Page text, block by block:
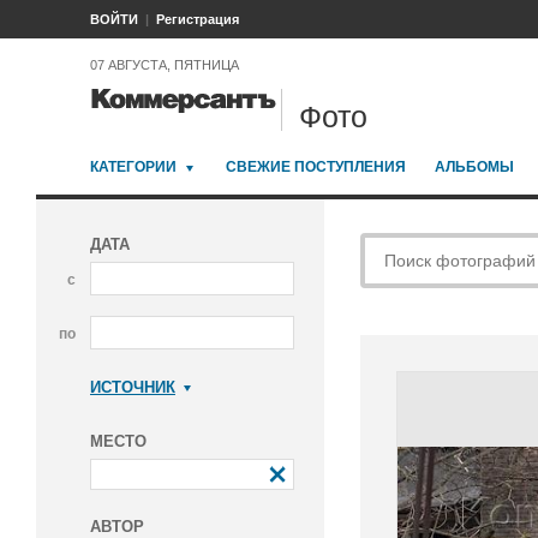
ВОЙТИ Регистрация
07 АВГУСТА, ПЯТНИЦА
Фото
КАТЕГОРИИ СВЕЖИЕ ПОСТУПЛЕНИЯ АЛЬБОМЫ
ДАТА
с
по
ИСТОЧНИК
МЕСТО
АВТОР